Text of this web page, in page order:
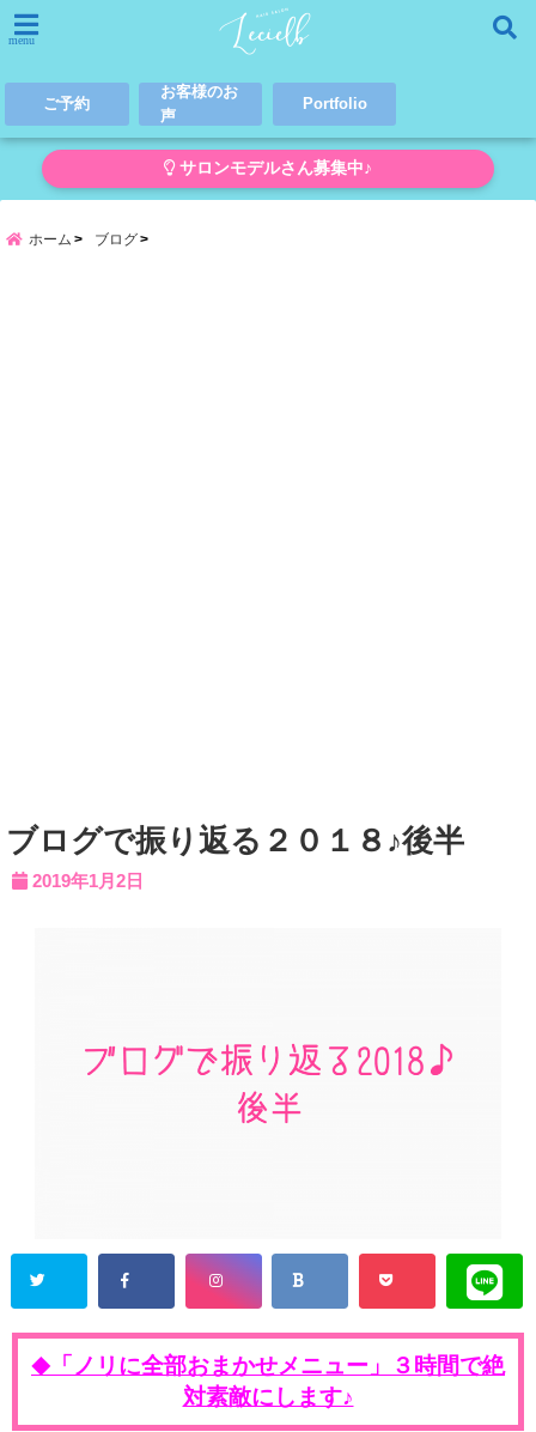
menu
ご予約
お客様のお
声
Portfolio
サロンモデルさん募集中♪
ホーム ブログ
ブログで振り返る２０１８♪後半
2019年1月2日
◆
「ノリに全部おまかせメニュー」３時間で絶
対素敵にします♪